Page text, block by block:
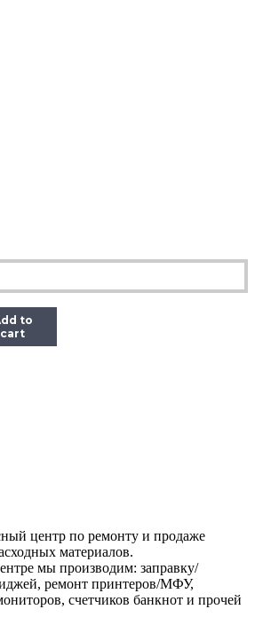
to
cart
центр по ремонту и продаже
материалов.
мы производим: заправку/
ремонт принтеров/МФУ,
счетчиков банкнот и прочей